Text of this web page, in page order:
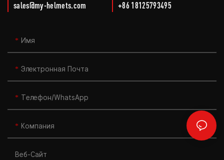
sales@my-helmets.com +86 18125793495
Имя
Электронная Почта
Телефон/WhatsApp
Компания
Веб-Сайт